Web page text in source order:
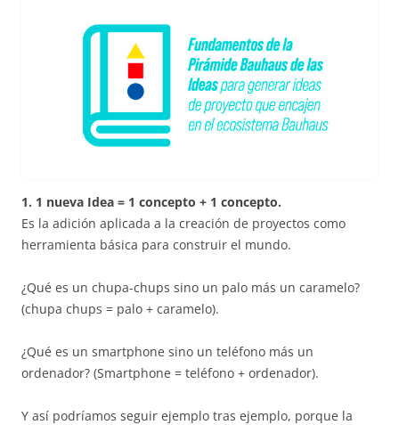
1. 1 nueva Idea = 1 concepto + 1 concepto.
Es la adición aplicada a la creación de proyectos como
herramienta básica para construir el mundo.
¿Qué es un chupa-chups sino un palo más un caramelo?
(chupa chups = palo + caramelo).
¿Qué es un smartphone sino un teléfono más un
ordenador? (Smartphone = teléfono + ordenador).
Y así podríamos seguir ejemplo tras ejemplo, porque la